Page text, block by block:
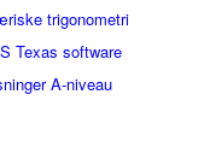
trigonometri
Texas software
A-niveau